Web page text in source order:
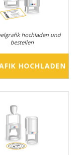
hochladen und
bestellen
HOCHLADEN